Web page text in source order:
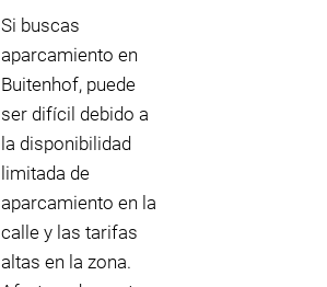
Si buscas
aparcamiento en
Buitenhof, puede
ser difícil debido a
la disponibilidad
limitada de
aparcamiento en la
calle y las tarifas
altas en la zona.